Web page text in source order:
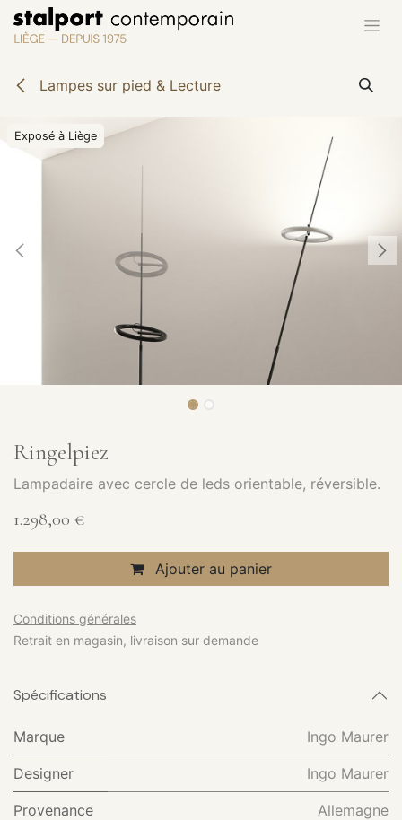
Se rendre au contenu
Lampes sur pied & Lecture
Exposé à Liège
Exposé à Liège
Ringelpiez
Lampadaire avec cercle de leds orientable, réversible.
1.298,00 €
Ajouter au panier
Conditions générales
Retrait en magasin, livraison sur demande
Spécifications
Marque Ingo Maurer
Designer Ingo Maurer
Provenance Allemagne